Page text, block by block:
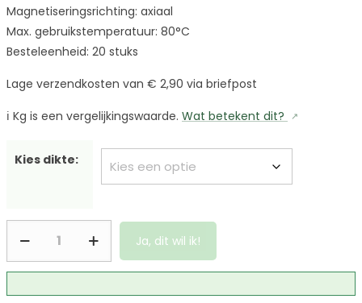
Magnetiseringsrichting: axiaal
Max. gebruikstemperatuur: 80°C
Besteleenheid: 20 stuks
Lage verzendkosten van € 2,90 via briefpost
ℹ️ Kg is een vergelijkingswaarde. Wat betekent dit?
Kies dikte:
Ja, dit wil ik!